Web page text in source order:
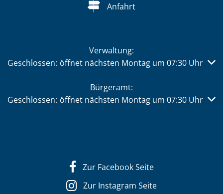
Anfahrt
Verwaltung:
Klicken, um weitere Öffnungs- oder Schließzeiten
Geschlossen: öffnet nächsten Montag um 07:30 Uhr
Bürgeramt:
Klicken, um weitere Öffnungs- oder Schließzeiten
Geschlossen: öffnet nächsten Montag um 07:30 Uhr
Zur Facebook Seite
Zur Instagram Seite